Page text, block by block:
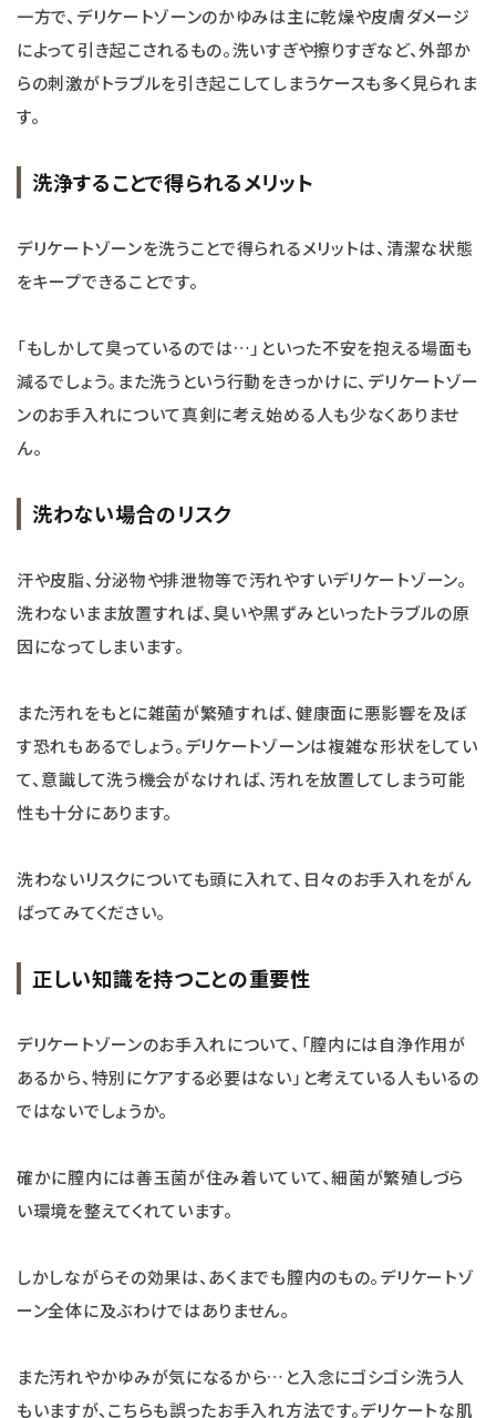
一方で、デリケートゾーンのかゆみは主に乾燥や皮膚ダメージ
によって引き起こされるもの。洗いすぎや擦りすぎなど、外部か
らの刺激がトラブルを引き起こしてしまうケースも多く見られま
す。
洗浄することで得られるメリット
デリケートゾーンを洗うことで得られるメリットは、清潔な状態
をキープできることです。
「もしかして臭っているのでは…」といった不安を抱える場面も
減るでしょう。また洗うという行動をきっかけに、デリケートゾー
ンのお手入れについて真剣に考え始める人も少なくありませ
ん。
洗わない場合のリスク
汗や皮脂、分泌物や排泄物等で汚れやすいデリケートゾーン。
洗わないまま放置すれば、臭いや黒ずみといったトラブルの原
因になってしまいます。
また汚れをもとに雑菌が繁殖すれば、健康面に悪影響を及ぼ
す恐れもあるでしょう。デリケートゾーンは複雑な形状をしてい
て、意識して洗う機会がなければ、汚れを放置してしまう可能
性も十分にあります。
洗わないリスクについても頭に入れて、日々のお手入れをがん
ばってみてください。
正しい知識を持つことの重要性
デリケートゾーンのお手入れについて、「膣内には自浄作用が
あるから、特別にケアする必要はない」と考えている人もいるの
ではないでしょうか。
確かに膣内には善玉菌が住み着いていて、細菌が繁殖しづら
い環境を整えてくれています。
しかしながらその効果は、あくまでも膣内のもの。デリケートゾ
ーン全体に及ぶわけではありません。
また汚れやかゆみが気になるから…と入念にゴシゴシ洗う人
もいますが、こちらも誤ったお手入れ方法です。デリケートな肌